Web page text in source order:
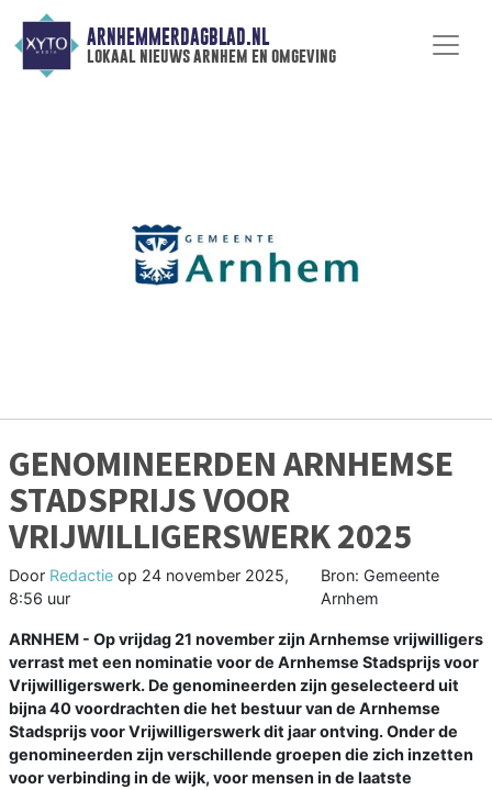
ARNHEMMERDAGBLAD.NL
lokaal nieuws arnhem en omgeving
GENOMINEERDEN ARNHEMSE
STADSPRIJS VOOR
VRIJWILLIGERSWERK 2025
Door Redactie op 24 november 2025,
8:56 uur
Bron: Gemeente
Arnhem
ARNHEM - Op vrijdag 21 november zijn Arnhemse vrijwilligers
verrast met een nominatie voor de Arnhemse Stadsprijs voor
Vrijwilligerswerk. De genomineerden zijn geselecteerd uit
bijna 40 voordrachten die het bestuur van de Arnhemse
Stadsprijs voor Vrijwilligerswerk dit jaar ontving. Onder de
genomineerden zijn verschillende groepen die zich inzetten
voor verbinding in de wijk, voor mensen in de laatste